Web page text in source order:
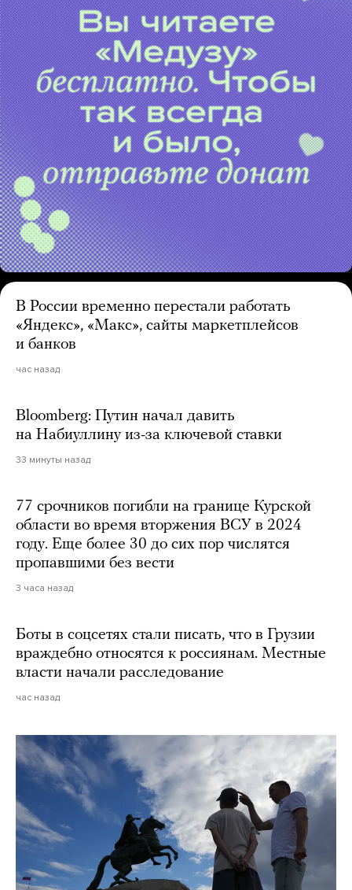
В России временно перестали работать
«Яндекс», «Макс», сайты маркетплейсов
и банков
час назад
Bloomberg: Путин начал давить
на Набиуллину из-за ключевой ставки
33 минуты назад
77 срочников погибли на границе Курской
области во время вторжения ВСУ в 2024
году. Еще более 30 до сих пор числятся
пропавшими без вести
3 часа назад
Боты в соцсетях стали писать, что в Грузии
враждебно относятся к россиянам. Местные
власти начали расследование
час назад